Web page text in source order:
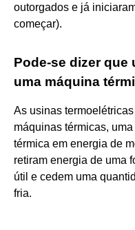
outorgados e já
começar).
Pode-se dizer que
uma máquina
As usinas
máquinas térmicas,
térmica em energia de
retiram energia de uma
útil e cedem uma
fria.